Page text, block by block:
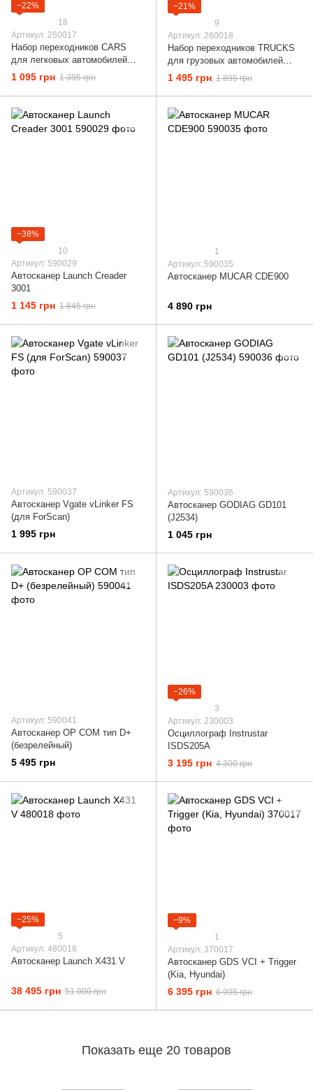
−22%
18
Артикул: 260017
Набор переходников CARS
для легковых автомобилей
(premium)
1 095 грн 1 395 грн
−21%
9
Артикул: 260018
Набор переходников TRUCKS
для грузовых автомобилей
(premium)
1 495 грн 1 895 грн
−38%
10
Артикул: 590029
Автосканер Launch Creader
3001
1 145 грн 1 845 грн
1
Артикул: 590035
Автосканер MUCAR CDE900
4 890 грн
Артикул: 590037
Автосканер Vgate vLinker FS
(для ForScan)
1 995 грн
Артикул: 590036
Автосканер GODIAG GD101
(J2534)
1 045 грн
Артикул: 590041
Автосканер OP COM тип D+
(безрелейный)
5 495 грн
−26%
3
Артикул: 230003
Осциллограф Instrustar
ISDS205A
3 195 грн 4 300 грн
−25%
5
Артикул: 480018
Автосканер Launch X431 V
38 495 грн 51 000 грн
−9%
1
Артикул: 370017
Автосканер GDS VCI + Trigger
(Kia, Hyundai)
6 395 грн 6 995 грн
Показать еще 20 товаров